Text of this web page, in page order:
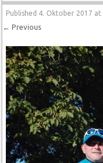
Published 4. Oktober 2017 at
← Previous